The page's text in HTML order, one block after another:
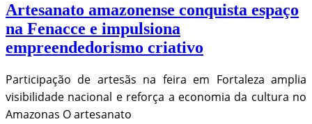
Artesanato amazonense conquista espaço
na Fenacce e impulsiona
empreendedorismo criativo
Participação de artesãs na feira em Fortaleza amplia
visibilidade nacional e reforça a economia da cultura no
Amazonas O artesanato